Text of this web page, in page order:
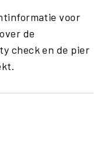
voor
de
check en de pier